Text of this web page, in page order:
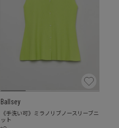
Ballsey
《手洗い可》ミラノリブノースリーブニ
ット